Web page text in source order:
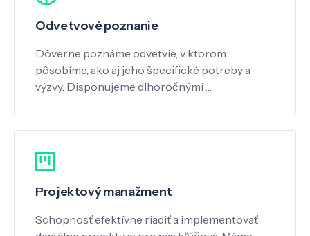
Odvetvové poznanie
Dôverne poznáme odvetvie, v ktorom
pôsobíme, ako aj jeho špecifické potreby a
výzvy. Disponujeme dlhoročnými …
Projektový manažment
Schopnosť efektívne riadiť a implementovať